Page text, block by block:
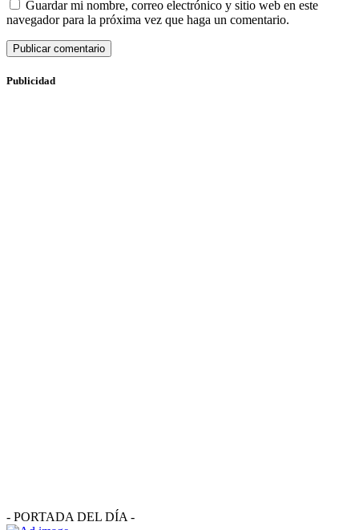
Guardar mi nombre, correo electrónico y sitio web en este
navegador para la próxima vez que haga un comentario.
Publicidad
- PORTADA DEL DÍA -